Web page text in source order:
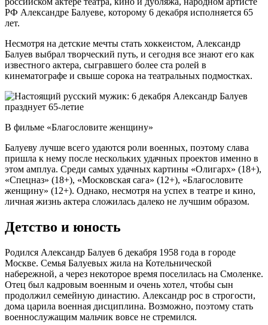
РФ Александре Балуеве, которому 6 декабря исполняется 65
лет.
Несмотря на детские мечты стать хоккеистом, Александр
Балуев выбрал творческий путь, и сегодня все знают его как
известного актера, сыгравшего более ста ролей в
кинематографе и свыше сорока на театральных подмостках.
В фильме «Благословите женщину»
Балуеву лучше всего удаются роли военных, поэтому слава
пришла к нему после нескольких удачных проектов именно в
этом амплуа. Среди самых удачных картины «Олигарх» (18+),
«Спецназ» (18+), «Московская сага» (12+), «Благословите
женщину» (12+). Однако, несмотря на успех в театре и кино,
личная жизнь актера сложилась далеко не лучшим образом.
Детство и юность
Родился Александр Балуев 6 декабря 1958 года в городе
Москве. Семья Балуевых жила на Котельнической
набережной, а через некоторое время поселилась на Смоленке.
Отец был кадровым военным и очень хотел, чтобы сын
продолжил семейную династию. Александр рос в строгости,
дома царила военная дисциплина. Возможно, поэтому стать
военнослужащим мальчик вовсе не стремился.